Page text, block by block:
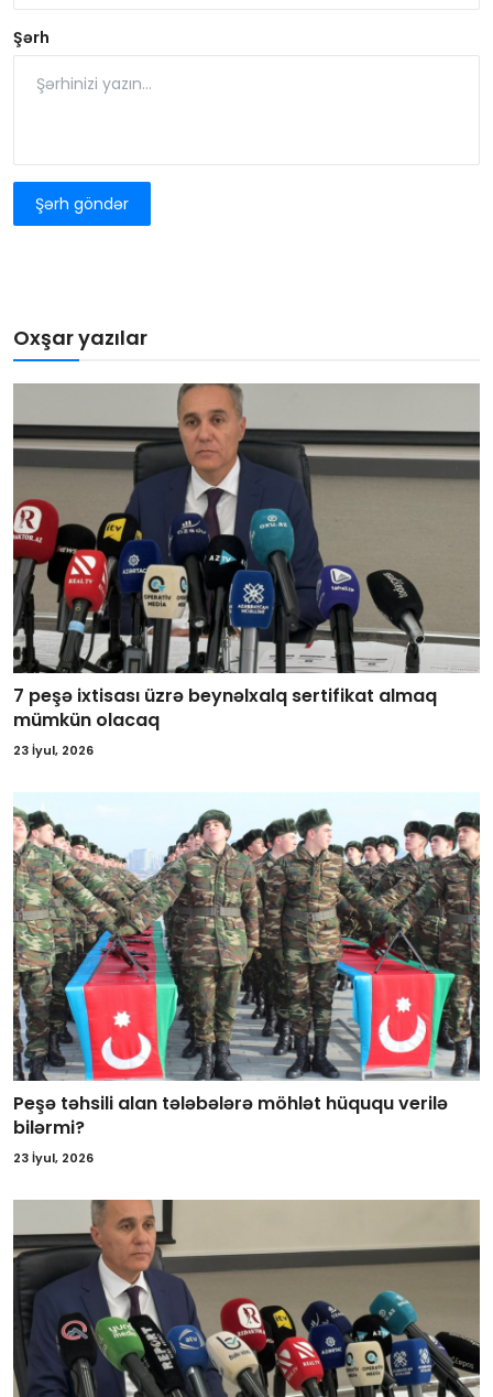
Şərh
Şərh göndər
Oxşar yazılar
7 peşə ixtisası üzrə beynəlxalq sertifikat almaq
mümkün olacaq
23 İyul, 2026
Peşə təhsili alan tələbələrə möhlət hüququ verilə
bilərmi?
23 İyul, 2026